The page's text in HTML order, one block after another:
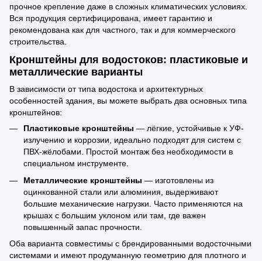
прочное крепление даже в сложных климатических условиях.
Вся продукция сертифицирована, имеет гарантию и
рекомендована как для частного, так и для коммерческого
строительства.
Кронштейны для водостоков: пластиковые и
металлические варианты
В зависимости от типа водостока и архитектурных
особенностей здания, вы можете выбрать два основных типа
кронштейнов:
Пластиковые кронштейны — лёгкие, устойчивые к УФ-
излучению и коррозии, идеально подходят для систем с
ПВХ-жёлобами. Простой монтаж без необходимости в
специальном инструменте.
Металлические кронштейны — изготовлены из
оцинкованной стали или алюминия, выдерживают
большие механические нагрузки. Часто применяются на
крышах с большим уклоном или там, где важен
повышенный запас прочности.
Оба варианта совместимы с брендированными водосточными
системами и имеют продуманную геометрию для плотного и